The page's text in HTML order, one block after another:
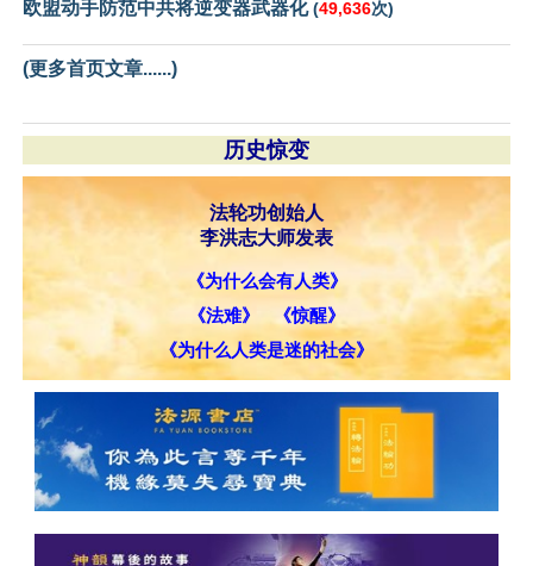
欧盟动手防范中共将逆变器武器化(49,636次)
(更多首页文章......)
历史惊变
法轮功创始人
李洪志大师发表
《为什么会有人类》
《法难》
《惊醒》
《为什么人类是迷的社会》